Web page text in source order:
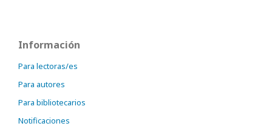
Información
Para lectoras/es
Para autores
Para bibliotecarios
Notificaciones